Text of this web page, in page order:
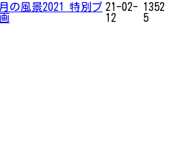
の風景2021 特別プ 21-02-
12
1352
5